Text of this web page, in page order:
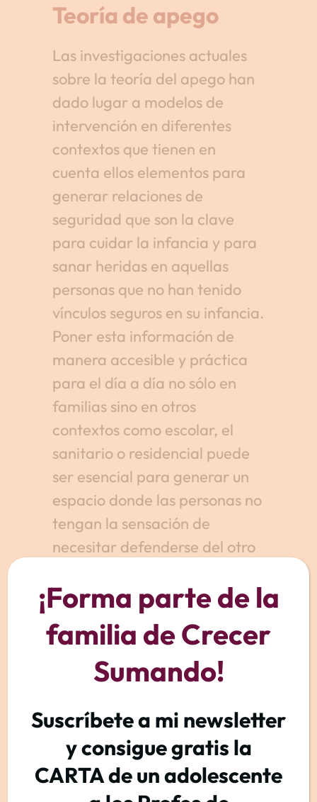
Teoría de apego
Las investigaciones actuales
sobre la teoría del apego han
dado lugar a modelos de
intervención en diferentes
contextos que tienen en
cuenta ellos elementos para
generar relaciones de
seguridad que son la clave
para cuidar la infancia y para
sanar heridas en aquellas
personas que no han tenido
vínculos seguros en su infancia.
Poner esta información de
manera accesible y práctica
para el día a día no sólo en
familias sino en otros
contextos como escolar, el
sanitario o residencial puede
ser esencial para generar un
espacio donde las personas no
tengan la sensación de
necesitar defenderse del otro
partan de una sensación de
poder confiar en los demás.
¡Forma parte de la
familia de Crecer
Sumando!
Suscríbete a mi newsletter
y consigue gratis la
CARTA de un adolescente